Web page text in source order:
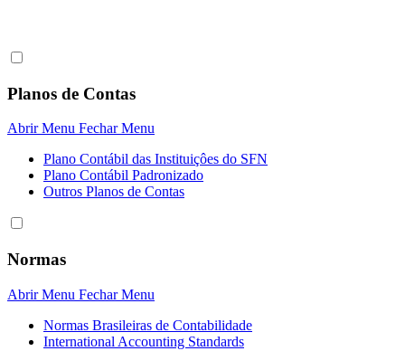
Planos de Contas
Abrir Menu Fechar Menu
Plano Contábil das Instituiçôes do SFN
Plano Contábil Padronizado
Outros Planos de Contas
Normas
Abrir Menu Fechar Menu
Normas Brasileiras de Contabilidade
International Accounting Standards